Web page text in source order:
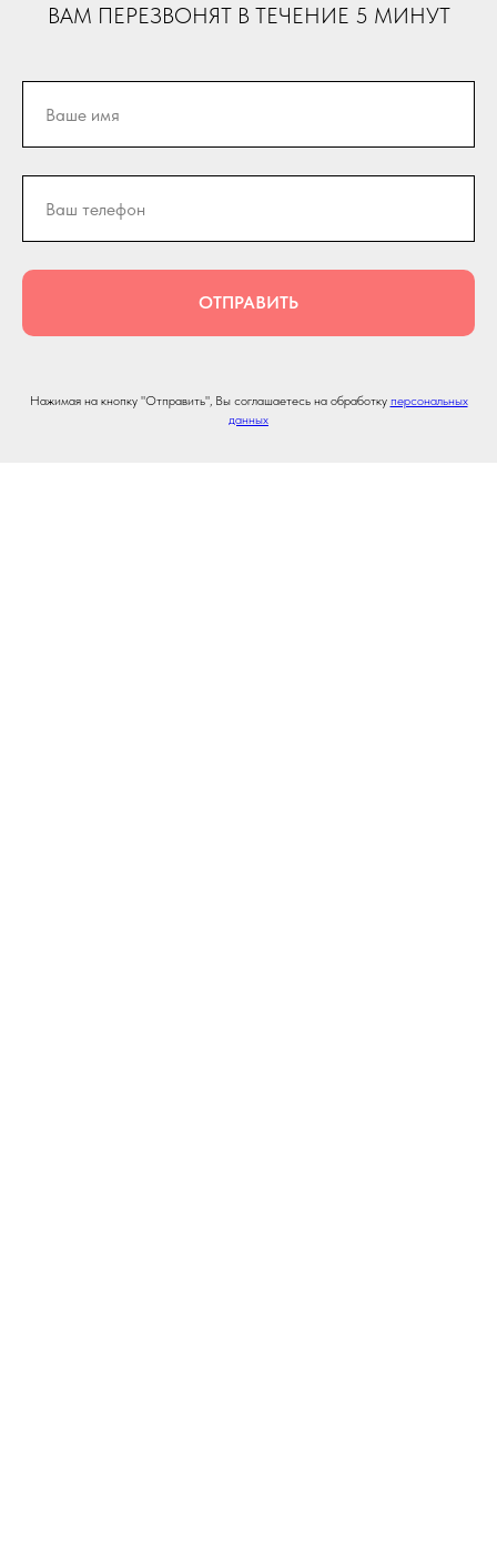
ВАМ ПЕРЕЗВОНЯТ В ТЕЧЕНИЕ 5 МИНУТ
ОТПРАВИТЬ
Нажимая на кнопку "Отправить", Вы соглашаетесь на обработку персональных
данных